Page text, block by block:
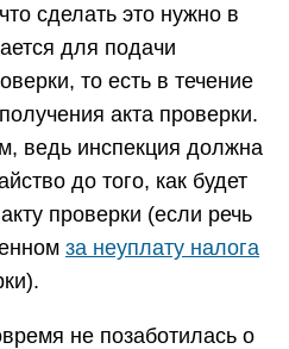
сделать это нужно в
для подачи
то есть в течение
акта проверки.
ведь инспекция должна
до того, как будет
проверки (если речь
за неуплату налога
не позаботилась о